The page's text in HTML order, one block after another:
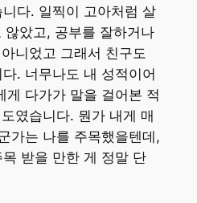
다. 일찍이 고아처럼 살
았고, 공부를 잘하거나
니었고 그래서 친구도
. 너무나도 내 성적이어
게 다가가 말을 걸어본 적
였습니다. 뭔가 내게 매
가는 나를 주목했을텐데,
받을 만한 게 정말 단